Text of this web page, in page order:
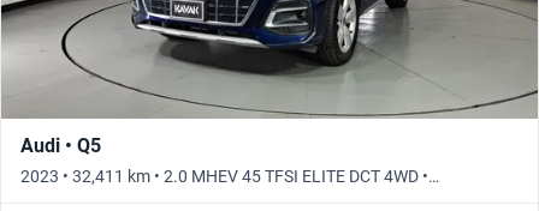
Audi • Q5
2023 • 32,411 km • 2.0 MHEV 45 TFSI ELITE DCT 4WD •
Automático